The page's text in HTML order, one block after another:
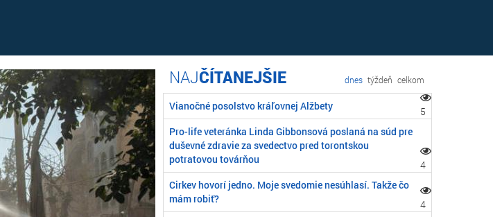
ČÍTANEJŠIE dnes týždeň celkom
Vianočné posolstvo kráľovnej Alžbety
5
Pro-life veteránka Linda Gibbonsová poslaná na súd pre
duševné zdravie za svedectvo pred torontskou
potratovou továrňou
4
Cirkev hovorí jedno. Moje svedomie nesúhlasí. Takže čo
mám robiť?
4